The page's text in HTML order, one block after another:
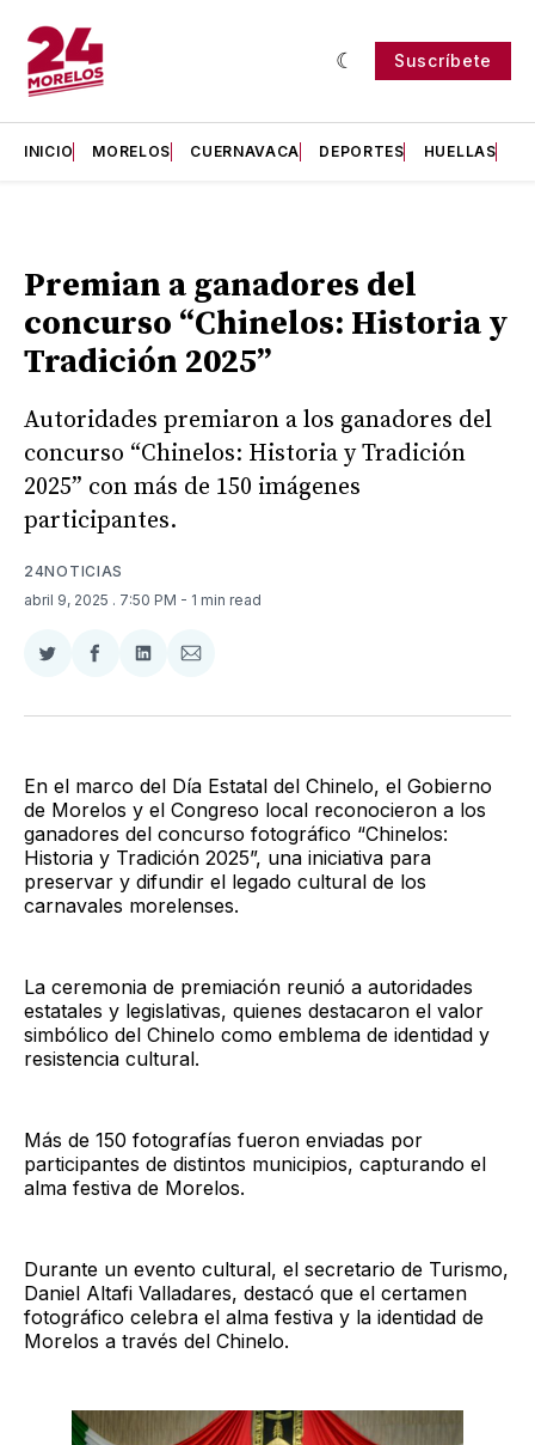
Suscríbete
INICIO MORELOS CUERNAVACA DEPORTES HUELLAS
Premian a ganadores del
concurso “Chinelos: Historia y
Tradición 2025”
Autoridades premiaron a los ganadores del
concurso “Chinelos: Historia y Tradición
2025” con más de 150 imágenes
participantes.
24NOTICIAS
abril 9, 2025 . 7:50 PM - 1 min read
Compartir
Twitter
Compartir
Facebook
Compartir
LinkedIn
Compartir
Email
En el marco del Día Estatal del Chinelo, el Gobierno
de Morelos y el Congreso local reconocieron a los
ganadores del concurso fotográfico “Chinelos:
Historia y Tradición 2025”, una iniciativa para
preservar y difundir el legado cultural de los
carnavales morelenses.
La ceremonia de premiación reunió a autoridades
estatales y legislativas, quienes destacaron el valor
simbólico del Chinelo como emblema de identidad y
resistencia cultural.
Más de 150 fotografías fueron enviadas por
participantes de distintos municipios, capturando el
alma festiva de Morelos.
Durante un evento cultural, el secretario de Turismo,
Daniel Altafi Valladares, destacó que el certamen
fotográfico celebra el alma festiva y la identidad de
Morelos a través del Chinelo.